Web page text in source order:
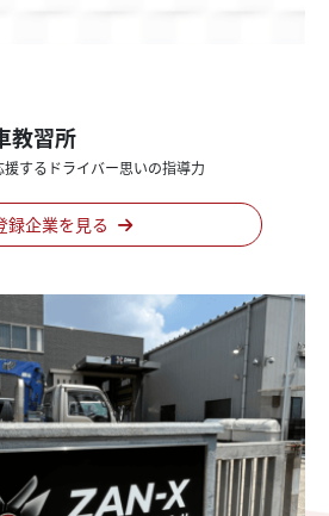
教習所
援する ドライバー思いの指導力
録企業を見る